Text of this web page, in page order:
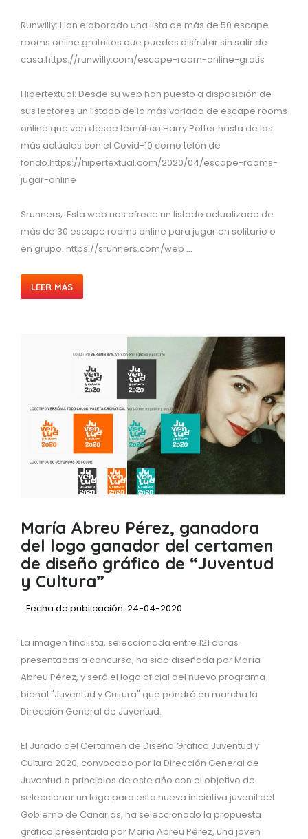
Runwilly: Han elaborado una lista de más de 50 escape
rooms online gratuitos que puedes disfrutar sin salir de
casa.https://runwilly.com/escape-room-online-gratis
Hipertextual: Desde su web han puesto a disposición de
sus lectores un listado de lo más variada de escape rooms
online que van desde temática Harry Potter hasta de los
más actuales con el Covid-19 como telón de
fondo.https://hipertextual.com/2020/04/escape-rooms-
jugar-online
Srunners;: Esta web nos ofrece un listado actualizado de
más de 30 escape rooms online para jugar en solitario o
en grupo. https://srunners.com/web ...
LEER MÁS
María Abreu Pérez, ganadora
del logo ganador del certamen
de diseño gráfico de “Juventud
y Cultura”
Fecha de publicación: 24-04-2020
La imagen finalista, seleccionada entre 121 obras
presentadas a concurso, ha sido diseñada por María
Abreu Pérez, y será el logo oficial del nuevo programa
bienal "Juventud y Cultura" que pondrá en marcha la
Dirección General de Juventud.
El Jurado del Certamen de Diseño Gráfico Juventud y
Cultura 2020, convocado por la Dirección General de
Juventud a principios de este año con el objetivo de
seleccionar un logo para esta nueva iniciativa juvenil del
Gobierno de Canarias, ha seleccionado la propuesta
gráfica presentada por María Abreu Pérez, una joven